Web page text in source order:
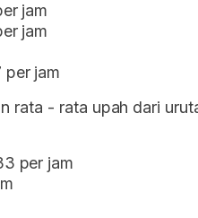
jam
jam
per jam
rata - rata upah dari
per jam